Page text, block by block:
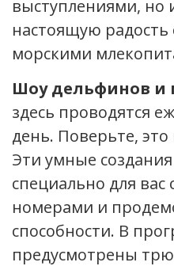
выступлениями, но
настоящую
морскими
Шоу дельфинов и
здесь проводятся
день. Поверьте,
Эти умные
специально для
номерами и
способности. В
предусмотрены